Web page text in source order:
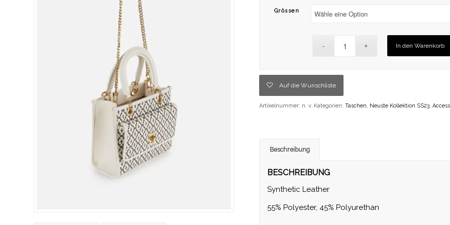
Grössen
In den Warenkorb
Auf die Wunschliste
Artikelnummer: n. v. Kategorien:Taschen, Neuste Kollektion SS23,
Beschreibung
BESCHREIBUNG
Synthetic Leather
55% Polyester, 45% Polyurethan